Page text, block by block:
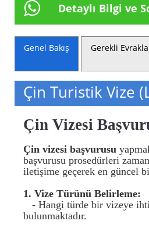
Detaylı Bilgi ve
Genel Bakış Gerekli
Çin Turistik Vize
Çin Vizesi
Çin vizesi başvurusu
başvurusu prosedürleri
iletişime geçerek en güncel
1. Vize Türünü Belirleme:
- Hangi türde bir vizeye
bulunmaktadır.